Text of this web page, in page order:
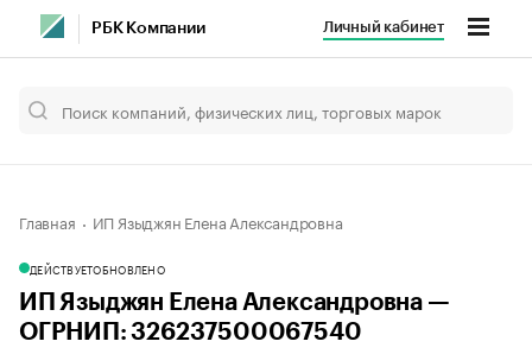
РБК Компании Личный кабинет
Главная ИП Языджян Елена Александровна
ДЕЙСТВУЕТОБНОВЛЕНО
ИП Языджян Елена Александровна —
ОГРНИП: 326237500067540